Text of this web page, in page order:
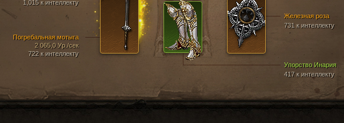
Упорство Инария
417 к интеллекту
1,015 к интеллекту
Погребальная мотыга
2 065,0 Ур./сек
722 к интеллекту
Железная роза
731 к интеллекту